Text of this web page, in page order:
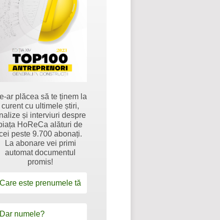
ar plăcea să te ținem la
curent cu ultimele știri,
și interviuri despre
HoReCa alături de
peste 9.700 abonați.
La abonare vei primi
automat documentul
promis!